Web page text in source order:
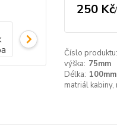
250 Kč/
Číslo produktu:
výška: 75mm
Délka: 100mm
matriál kabiny,